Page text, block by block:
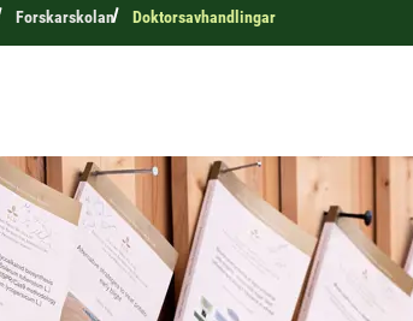
Forskarskolan Doktorsavhandlingar